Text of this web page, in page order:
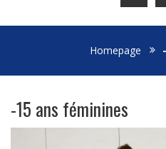
Homepage
-15 ans féminines